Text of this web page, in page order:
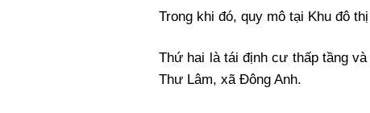
Trong khi đó, quy mô tại Khu đô
Thứ hai là tái định cư thấp tầng
Thư Lâm, xã Đông Anh.